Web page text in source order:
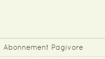
Abonnement Pagivore